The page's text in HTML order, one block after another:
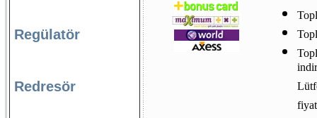
Regülatör
Redresör